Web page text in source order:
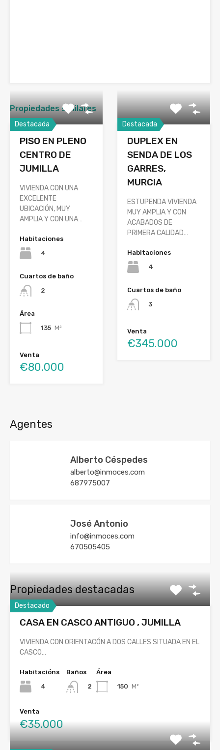
Propiedades similares
Destacada
PISO EN PLENO
CENTRO DE
JUMILLA
VIVIENDA CON UNA
EXCELENTE
UBICACIÓN, MUY
AMPLIA Y CON UNA…
Habitaciones
4
Cuartos de baño
2
Área
135 M²
Venta
€80.000
Destacada
DUPLEX EN
SENDA DE LOS
GARRES,
MURCIA
ESTUPENDA VIVIENDA
MUY AMPLIA Y CON
ACABADOS DE
PRIMERA CALIDAD…
Habitaciones
4
Cuartos de baño
3
Venta
€345.000
Agentes
Alberto Céspedes
alberto@inmoces.com
687975007
José Antonio
info@inmoces.com
670505405
Propiedades destacadas
Destacado
CASA EN CASCO ANTIGUO , JUMILLA
VIVIENDA CON ORIENTACÓN A DOS CALLES SITUADA EN EL
CASCO…
Habitacións
4
Baños
2
Área
150 M²
Venta
€35.000